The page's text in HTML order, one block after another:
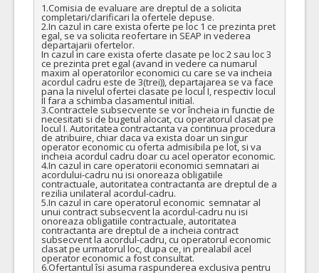
1.Comisia de evaluare are dreptul de a solicita
completari/clarificari la ofertele depuse.
2.In cazul in care exista oferte pe loc 1 ce prezinta pret
egal, se va solicita reofertare in SEAP in vederea
departajarii ofertelor.
In cazul in care exista oferte clasate pe loc 2 sau loc 3
ce prezinta pret egal (avand in vedere ca numarul
maxim al operatorilor economici cu care se va incheia
acordul cadru este de 3(trei)), departajarea se va face
pana la nivelul ofertei clasate pe locul I, respectiv locul
II fara a schimba clasamentul initial.
3.Contractele subsecvente se vor încheia in functie de
necesitati si de bugetul alocat, cu operatorul clasat pe
locul I. Autoritatea contractanta va continua procedura
de atribuire, chiar daca va exista doar un singur
operator economic cu oferta admisibila pe lot, si va
incheia acordul cadru doar cu acel operator economic.
4.In cazul in care operatorii economici semnatari ai
acordului-cadru nu isi onoreaza obligatiile
contractuale, autoritatea contractanta are dreptul de a
rezilia unilateral acordul-cadru.
5.In cazul in care operatorul economic  semnatar al
unui contract subsecvent la acordul-cadru nu isi
onoreaza obligatiile contractuale, autoritatea
contractanta are dreptul de a incheia contract
subsecvent la acordul-cadru, cu operatorul economic
clasat pe urmatorul loc, dupa ce, in prealabil acel
operator economic a fost consultat.
6.Ofertantul îsi asuma raspunderea exclusiva pentru